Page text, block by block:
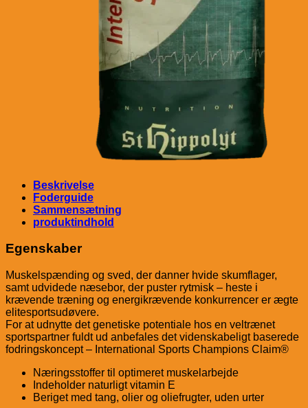
Beskrivelse
Foderguide
Sammensætning
produktindhold
Egenskaber
Muskelspænding og sved, der danner hvide skumflager,
samt udvidede næsebor, der puster rytmisk – heste i
krævende træning og energikrævende konkurrencer er ægte
elitesportsudøvere.
For at udnytte det genetiske potentiale hos en veltrænet
sportspartner fuldt ud anbefales det videnskabeligt baserede
fodringskoncept – International Sports Champions Claim®
Næringsstoffer til optimeret muskelarbejde
Indeholder naturligt vitamin E
Beriget med tang, olier og oliefrugter, uden urter